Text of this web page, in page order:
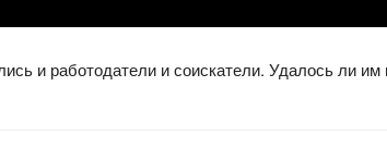
и работодатели и соискатели. Удалось ли